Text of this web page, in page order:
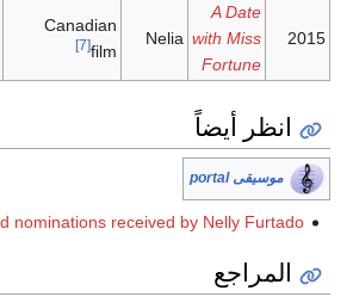
A Date
with Miss
Fortune
Nelia
Canadian
انظر أيضاً
موسيقى portal
and nominations received by Nelly Furtado
المراجع